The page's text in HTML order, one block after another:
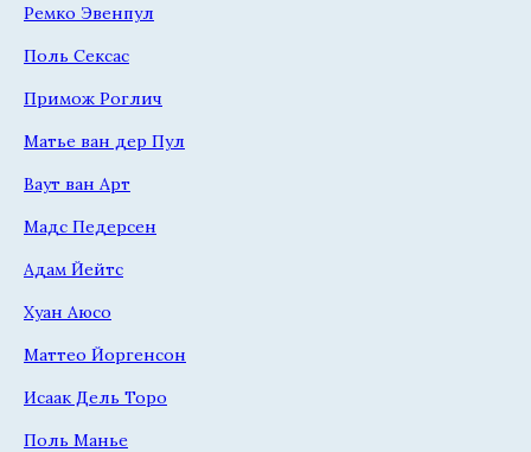
Ремко Эвенпул
Поль Сексас
Примож Роглич
Матье ван дер Пул
Ваут ван Арт
Мадс Педерсен
Адам Йейтс
Хуан Аюсо
Маттео Йоргенсон
Исаак Дель Торо
Поль Манье